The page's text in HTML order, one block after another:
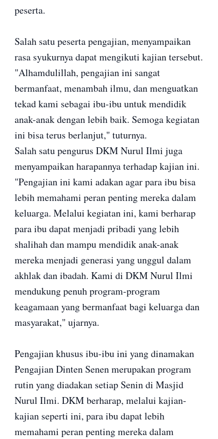
peserta.
Salah satu peserta pengajian, menyampaikan
rasa syukurnya dapat mengikuti kajian tersebut.
"Alhamdulillah, pengajian ini sangat
bermanfaat, menambah ilmu, dan menguatkan
tekad kami sebagai ibu-ibu untuk mendidik
anak-anak dengan lebih baik. Semoga kegiatan
ini bisa terus berlanjut," tuturnya.
Salah satu pengurus DKM Nurul Ilmi juga
menyampaikan harapannya terhadap kajian ini.
"Pengajian ini kami adakan agar para ibu bisa
lebih memahami peran penting mereka dalam
keluarga. Melalui kegiatan ini, kami berharap
para ibu dapat menjadi pribadi yang lebih
shalihah dan mampu mendidik anak-anak
mereka menjadi generasi yang unggul dalam
akhlak dan ibadah. Kami di DKM Nurul Ilmi
mendukung penuh program-program
keagamaan yang bermanfaat bagi keluarga dan
masyarakat," ujarnya.
Pengajian khusus ibu-ibu ini yang dinamakan
Pengajian Dinten Senen merupakan program
rutin yang diadakan setiap Senin di Masjid
Nurul Ilmi. DKM berharap, melalui kajian-
kajian seperti ini, para ibu dapat lebih
memahami peran penting mereka dalam